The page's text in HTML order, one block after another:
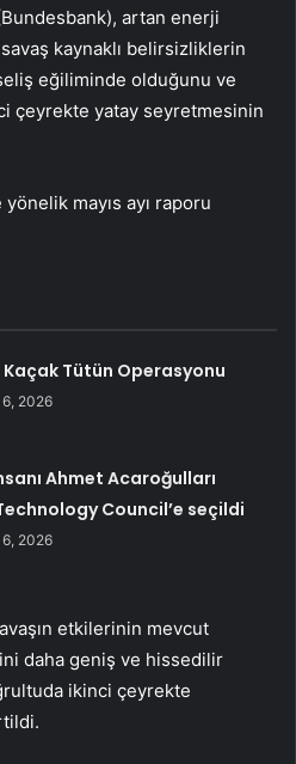
artan enerji
kaynaklı belirsizliklerin
eğiliminde olduğunu ve
çeyrekte yatay seyretmesinin
mayıs ayı raporu
Kaçak Tütün Operasyonu
2026
Ahmet Acaroğulları
Council’e seçildi
2026
etkilerinin mevcut
daha geniş ve hissedilir
ikinci çeyrekte